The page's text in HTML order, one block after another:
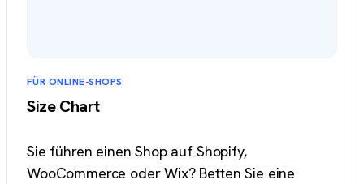
FÜR ONLINE-SHOPS
Size Chart
Sie führen einen Shop auf Shopify,
WooCommerce oder Wix? Betten Sie eine